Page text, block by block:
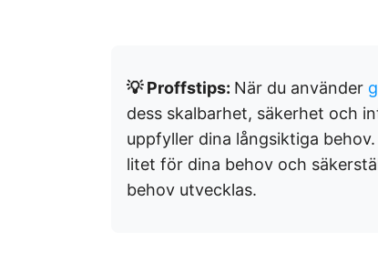
💡 Proffstips: När du använder
dess skalbarhet, säkerhet och
uppfyller dina långsiktiga
litet för dina behov och
behov utvecklas.